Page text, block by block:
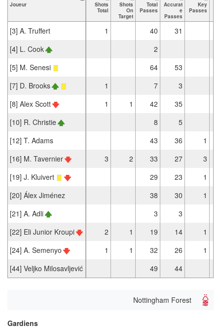
Joueur
Shots
Total
Shots
On
Target
Total
Passes
Accurat
e
Passes
Key
Passes
[3] A. Truffert 1 40
31
[4] L. Cook
2
[5] M. Senesi
64
53
[7] D. Brooks
1 7
3
[8] Alex Scott
1 1 42
35
[10] R. Christie
8
5
[12] T. Adams
43 36
1
[16] M. Tavernier
3 2 33 27
3
[19] J. Kluivert
29 23
1
[20] Álex Jiménez
38 30
1
[21] A. Adli
3
3
[22] Eli Junior Kroupi
2 1 19 14
1
[24] A. Semenyo
1 1 32 26
1
[44] Veljko Milosavljević
49 44
Nottingham Forest
Gardiens